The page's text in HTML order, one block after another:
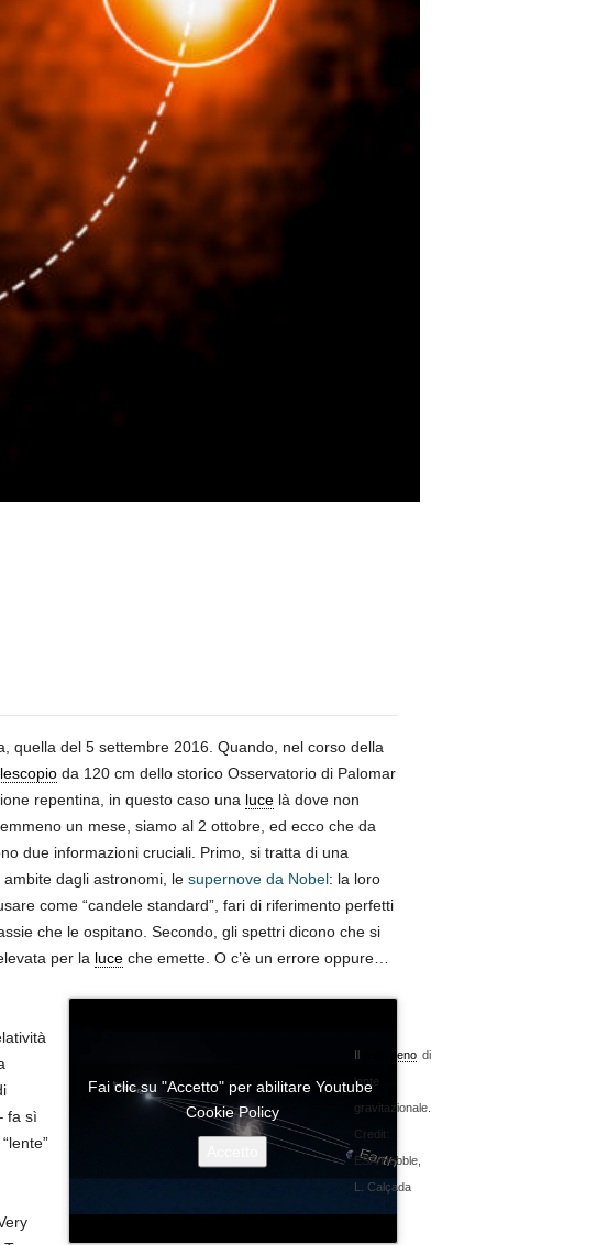
quella del 5 settembre 2016. Quando, nel corso della
da 120 cm dello storico Osservatorio di Palomar
repentina, in questo caso una lucelà dove non
un mese, siamo al 2 ottobre, ed ecco che da
due informazioni cruciali. Primo, si tratta di una
ambite dagli astronomi, le supernove da Nobel: la loro
come “candele standard”, fari di riferimento perfetti
che le ospitano. Secondo, gli spettri dicono che si
per la luceche emette. O c’è un errore oppure…
Il fenomeno di
lente
gravitazionale.
Credit:
ESA/Hubble,
L. Calçada
Fai clic su "Accetto" per abilitare Youtube
Cookie Policy
fa sì